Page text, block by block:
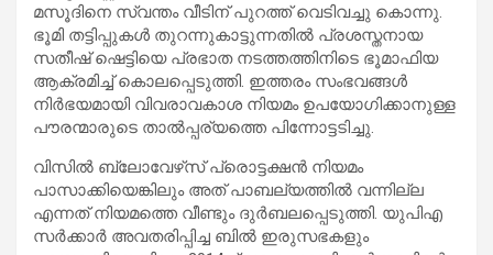
മസൂദിനെ സ്വന്തം വീടിന് പുറത്ത് വെടിവച്ചു കൊന്നു.
ഭൂമി തട്ടിപ്പുകള്‍ തുറന്നുകാട്ടുന്നതില്‍ പ്രശസ്തനായ
സതീഷ് ഷെട്ടിയെ പ്രഭാത നടത്തത്തിനിടെ ഭൂമാഫിയ
ആക്രമിച്ച് കൊലപ്പെടുത്തി. ഇത്തരം സംഭവങ്ങള്‍
നിര്‍ഭയമായി വിവരാവകാശ നിയമം ഉപയോഗിക്കാനുള്ള
പൗരന്മാരുടെ താല്‍പ്പര്യത്തെ പിന്നോട്ടടിച്ചു.
വിസില്‍ ബ്ലോവേഴ്‌സ് പ്രൊട്ടക്ഷന്‍ നിയമം
പാസാക്കിയെങ്കിലും അത് പാബല്യത്തില്‍ വന്നില്ല
എന്നത് നിയമത്തെ വീണ്ടും ദുര്‍ബലപ്പെടുത്തി. യുപിഎ
സര്‍ക്കാര്‍ അവതരിപ്പിച്ച ബില്‍ ഇരുസഭകളും